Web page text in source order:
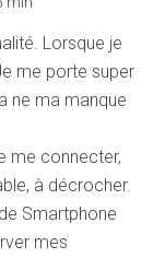
Lorsque je
me porte super
ne ma manque
me connecter,
à décrocher.
Smartphone
mes